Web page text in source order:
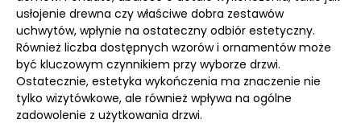
usłojenie drewna czy właściwe dobra zestawów
uchwytów, wpłynie na ostateczny odbiór estetyczny.
Również liczba dostępnych wzorów i ornamentów może
być kluczowym czynnikiem przy wyborze drzwi.
Ostatecznie, estetyka wykończenia ma znaczenie nie
tylko wizytówkowe, ale również wpływa na ogólne
zadowolenie z użytkowania drzwi.